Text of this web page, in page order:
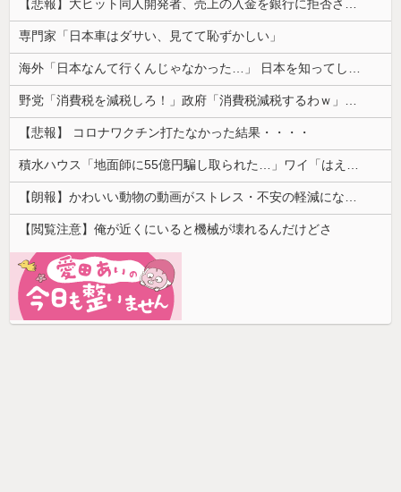
【悲報】大ヒット同人開発者、売上の入金を銀行に拒否され受け取れず、多額の納税義務だけが残るｗｗｗｗｗ
専門家「日本車はダサい、見てて恥ずかしい」
海外「日本なんて行くんじゃなかった…」 日本を知ってしまったディズニー信者、帰国後『本家』に失望する事態に
野党「消費税を減税しろ！」政府「消費税減税するわｗ」野党「消費税を減税するな！」
【悲報】 コロナワクチン打たなかった結果・・・・
積水ハウス「地面師に55億円騙し取られた…」ワイ「はえーかわいそう…会社滅茶苦茶やろなぁ」→
【朗報】かわいい動物の動画がストレス・不安の軽減になる可能性。英大学の研究で実証
【閲覧注意】俺が近くにいると機械が壊れるんだけどさ